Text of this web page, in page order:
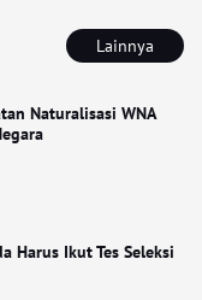
Lainnya
Naturalisasi WNA
Harus Ikut Tes Seleksi